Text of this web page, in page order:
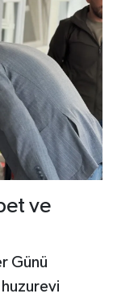
ve
Günü
huzurevi